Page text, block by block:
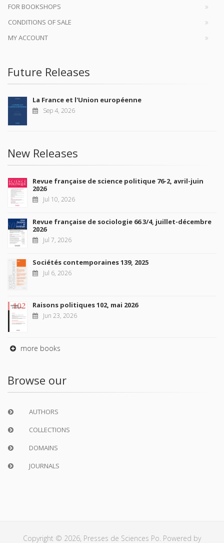
FOR BOOKSHOPS
CONDITIONS OF SALE
MY ACCOUNT
Future Releases
La France et l'Union européenne
Sep 4, 2026
New Releases
Revue française de science politique 76-2, avril-juin
2026
Jul 10, 2026
Revue française de sociologie 66 3/4, juillet-décembre
2026
Jul 7, 2026
Sociétés contemporaines 139, 2025
Jul 6, 2026
Raisons politiques 102, mai 2026
Jun 23, 2026
more books
Browse our
AUTHORS
COLLECTIONS
DOMAINS
JOURNALS
Copyright © 2026, Presses de Sciences Po. Powered by